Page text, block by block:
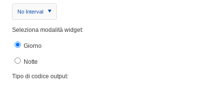
No Interval
Seleziona modalità widget:
Giorno
Notte
Tipo di codice output: